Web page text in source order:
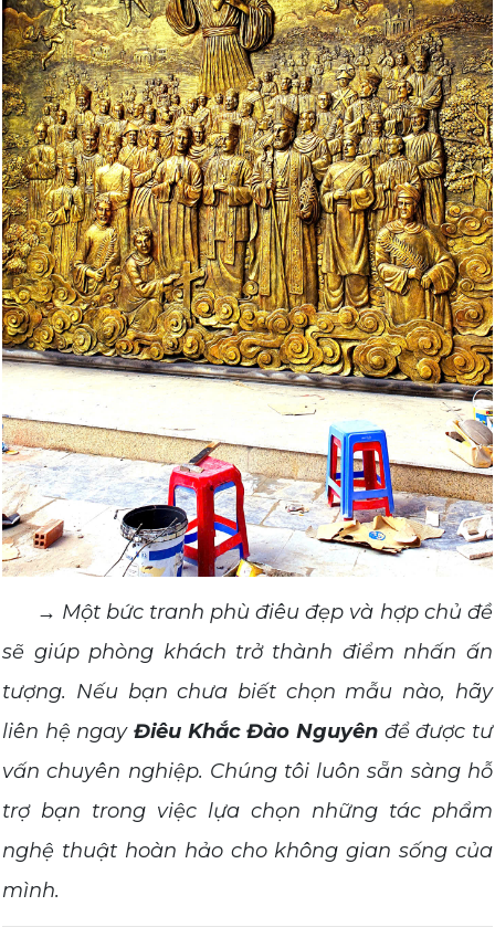
→ Một bức tranh phù điêu đẹp và hợp chủ đề
sẽ giúp phòng khách trở thành điểm nhấn ấn
tượng. Nếu bạn chưa biết chọn mẫu nào, hãy
liên hệ ngayĐiêu Khắc Đào Nguyênđể được tư
vấn chuyên nghiệp. Chúng tôi luôn sẵn sàng hỗ
trợ bạn trong việc lựa chọn những tác phẩm
nghệ thuật hoàn hảo cho không gian sống của
mình.